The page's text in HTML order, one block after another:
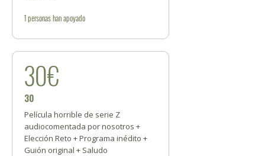
1personashan apoyado
30€
30
Película horrible de serie Z
audiocomentada por nosotros +
Elección Reto + Programa inédito +
Guión original + Saludo